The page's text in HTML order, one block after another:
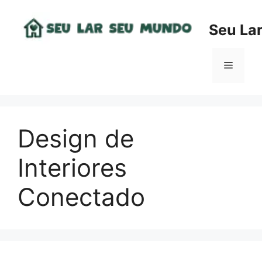
Seu
Menu
Design de
Interiores
Conectado